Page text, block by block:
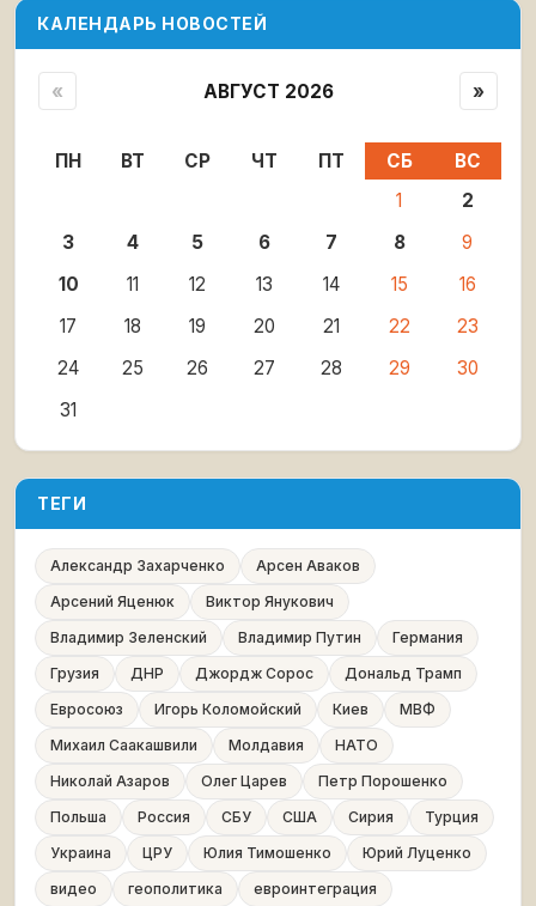
КАЛЕНДАРЬ НОВОСТЕЙ
« АВГУСТ 2026 »
ПН ВТ СР ЧТ ПТ СБ
ВС
1
2
3
4 5 6 7 8
9
10
11 12 13 14 15
16
17
18 19 20 21 22
23
24
25 26 27 28 29
30
31
ТЕГИ
Александр Захарченко
Арсен Аваков
Арсений Яценюк
Виктор Янукович
Владимир Зеленский
Владимир Путин
Германия
Грузия
ДНР Джордж Сорос
Дональд Трамп
Евросоюз
Игорь Коломойский Киев
МВФ
Михаил Саакашвили
Молдавия
НАТО
Николай Азаров
Олег Царев
Петр Порошенко
Польша
Россия СБУ США Сирия
Турция
Украина
ЦРУ Юлия Тимошенко
Юрий Луценко
видео
геополитика
евроинтеграция